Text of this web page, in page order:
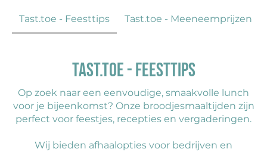
Tast.toe - Feesttips Tast.toe - Meeneemprijzen
Tast.toe - Feesttips
Op zoek naar een eenvoudige, smaakvolle lunch
voor je bijeenkomst? Onze broodjesmaaltijden zijn
perfect voor feestjes, recepties en vergaderingen.
Wij bieden afhaalopties voor bedrijven en